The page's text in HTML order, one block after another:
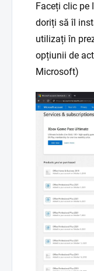
Faceți clic pe
doriți să îl
utilizați în
opțiunii de
Microsoft)